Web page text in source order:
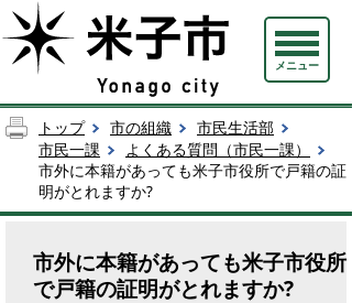
メニュー
トップ 市の組織
市民生活部
市民一課
よくある質問（市民一課）
市外に本籍があっても米子市役所で戸籍の証
明がとれますか?
市外に本籍があっても米子市役所
で戸籍の証明がとれますか?